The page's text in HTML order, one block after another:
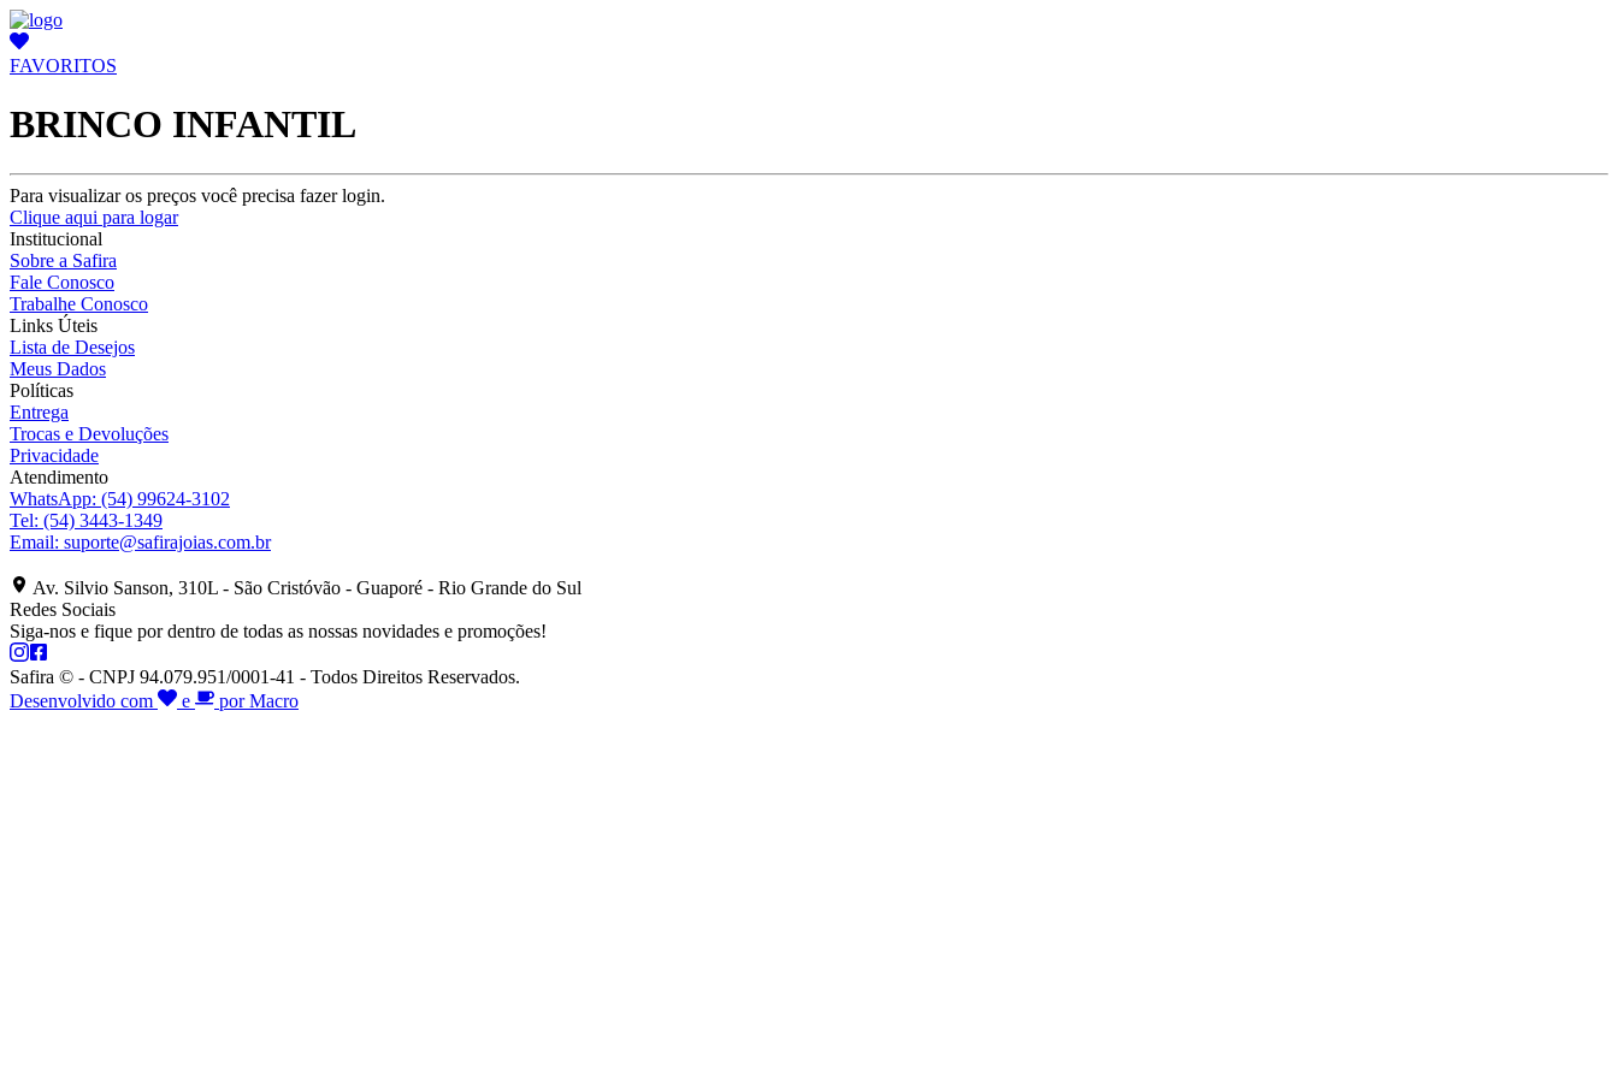
FAVORITOS
BRINCO INFANTIL
Para visualizar os preços você precisa fazer login.
Clique aqui para logar
Institucional
Sobre a Safira
Fale Conosco
Trabalhe Conosco
Links Úteis
Lista de Desejos
Meus Dados
Políticas
Entrega
Trocas e Devoluções
Privacidade
Atendimento
WhatsApp: (54) 99624-3102
Tel: (54) 3443-1349
Email: suporte@safirajoias.com.br
Av. Silvio Sanson, 310L - São Cristóvão - Guaporé - Rio Grande do Sul
Redes Sociais
Siga-nos e fique por dentro de todas as nossas novidades e promoções!
Safira © - CNPJ 94.079.951/0001-41 - Todos Direitos Reservados.
Desenvolvido com
e por Macro